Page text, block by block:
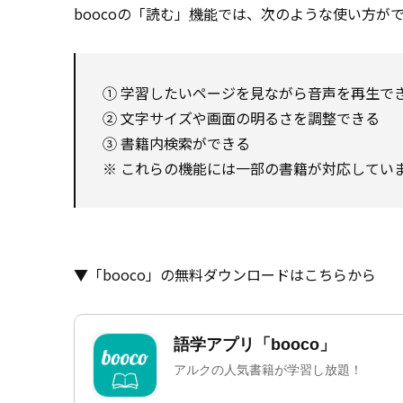
boocoの「読む」 機能では、次のような使い方がで
① 学習したいページを見ながら音声を再生で
② 文字サイズや画面の明るさを調整できる
③ 書籍内検索ができる
※ これらの機能には一部の書籍が対応していま
▼「booco」の無料ダウンロードはこちらから